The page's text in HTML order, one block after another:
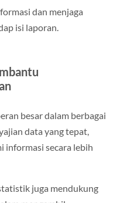
dan menjaga
isi laporan.
besar dalam berbagai
data yang tepat,
informasi secara lebih
juga mendukung